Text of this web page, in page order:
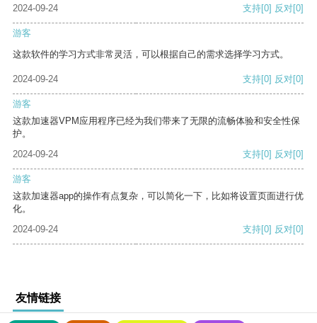
2024-09-24 支持[0] 反对[0]
游客
这款软件的学习方式非常灵活，可以根据自己的需求选择学习方式。
2024-09-24 支持[0] 反对[0]
游客
这款加速器VPM应用程序已经为我们带来了无限的流畅体验和安全性保
护。
2024-09-24
支持[0] 反对[0]
游客
这款加速器app的操作有点复杂，可以简化一下，比如将设置页面进行优
化。
2024-09-24
支持[0] 反对[0]
友情链接